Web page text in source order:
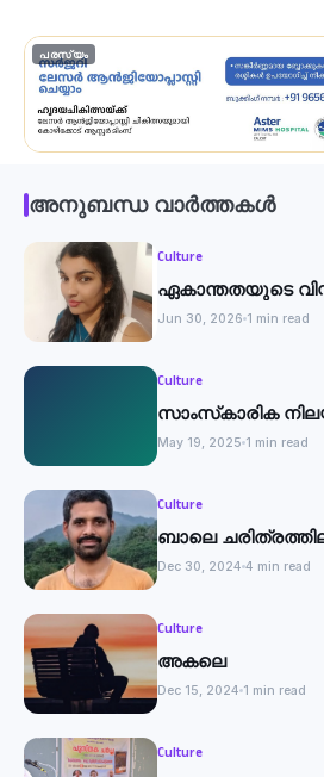
പരസ്യം
അനുബന്ധ വാർത്തകൾ
Culture
ഏകാന്തതയുടെ
Jun 30, 2026 1 min read
Culture
സാംസ്‌കാരിക
May 19, 2025 1 min read
Culture
ബാലെ
Dec 30, 2024 4 min read
Culture
അകലെ
Dec 15, 2024 1 min read
Culture